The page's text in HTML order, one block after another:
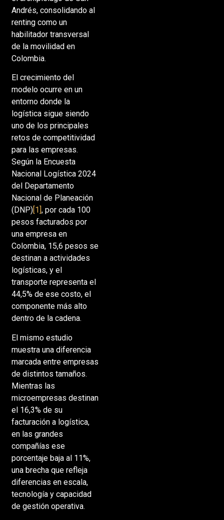
Andrés, consolidando al
renting como un
habilitador transversal
de la movilidad en
Colombia.
El crecimiento del
modelo ocurre en un
entorno donde la
logística sigue siendo
uno de los principales
retos de competitividad
para las empresas.
Según la Encuesta
Nacional Logística 2024
del Departamento
Nacional de Planeación
(DNP)[1] , por cada 100
pesos facturados por
una empresa en
Colombia, 15,6 pesos se
destinan a actividades
logísticas, y el
transporte representa el
44,5% de ese costo, el
componente más alto
dentro de la cadena.
El mismo estudio
muestra una diferencia
marcada entre empresas
de distintos tamaños.
Mientras las
microempresas destinan
el 16,3% de su
facturación a logística,
en las grandes
compañías ese
porcentaje baja al 11%,
una brecha que refleja
diferencias en escala,
tecnología y capacidad
de gestión operativa.